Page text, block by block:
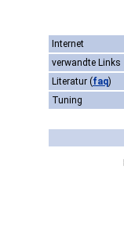
Internet
verwandte Links
Literatur (faq)
Tuning